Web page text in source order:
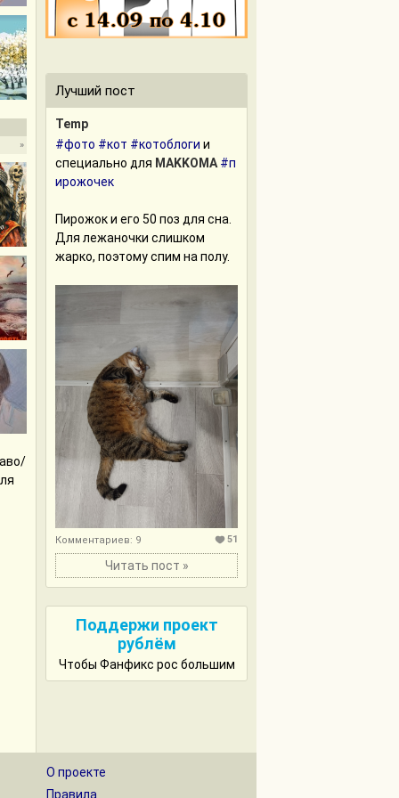
»
Лучший пост
Теmр
#фото #кот #котоблоги и
специально для MAKKOMA #п
ирожочек
Пирожок и его 50 поз для сна.
Для лежаночки слишком
жарко, поэтому спим на полу.
Комментариев: 9 51
Читать пост »
Поддержи проект
рублём
Чтобы Фанфикс рос большим
О проекте
Правила